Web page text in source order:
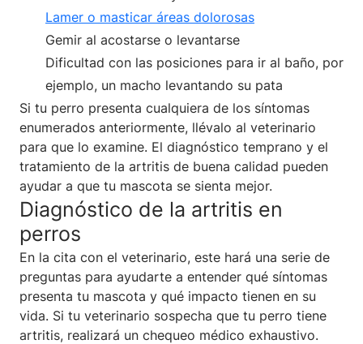
Lamer o masticar áreas dolorosas
Gemir al acostarse o levantarse
Dificultad con las posiciones para ir al baño, por
ejemplo, un macho levantando su pata
Si tu perro presenta cualquiera de los síntomas
enumerados anteriormente, llévalo al veterinario
para que lo examine. El diagnóstico temprano y el
tratamiento de la artritis de buena calidad pueden
ayudar a que tu mascota se sienta mejor.
Diagnóstico de la artritis en
perros
En la cita con el veterinario, este hará una serie de
preguntas para ayudarte a entender qué síntomas
presenta tu mascota y qué impacto tienen en su
vida. Si tu veterinario sospecha que tu perro tiene
artritis, realizará un chequeo médico exhaustivo.